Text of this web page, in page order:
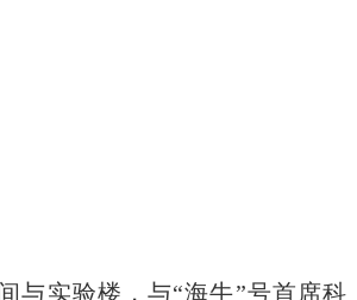
与实验楼，与“海牛”号首席科